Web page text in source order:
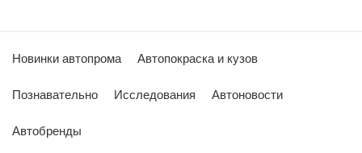
Новинки автопрома Автопокраска и кузов
Познавательно Исследования Автоновости
Автобренды